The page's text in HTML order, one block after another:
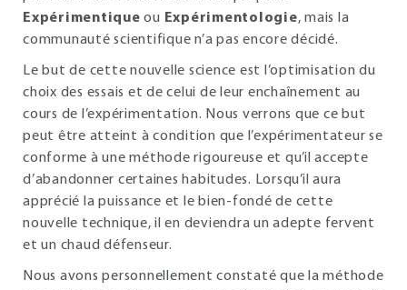
Expérimentique ou Expérimentologie, mais la
communauté scientifique n’a pas encore décidé.
Le but de cette nouvelle science est l’optimisation du
choix des essais et de celui de leur enchaînement au
cours de l’expérimentation. Nous verrons que ce but
peut être atteint à condition que l’expérimentateur se
conforme à une méthode rigoureuse et qu’il accepte
d’abandonner certaines habitudes. Lorsqu’il aura
apprécié la puissance et le bien-fondé de cette
nouvelle technique, il en deviendra un adepte fervent
et un chaud défenseur.
Nous avons personnellement constaté que la méthode